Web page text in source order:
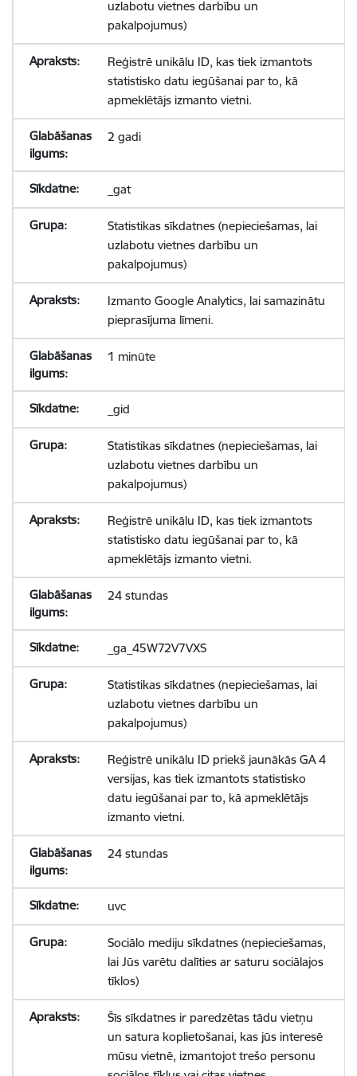
uzlabotu vietnes darbību un
pakalpojumus)
Reģistrē unikālu ID, kas tiek izmantots
statistisko datu iegūšanai par to, kā
apmeklētājs izmanto vietni.
2 gadi
_gat
Statistikas sīkdatnes (nepieciešamas, lai
uzlabotu vietnes darbību un
pakalpojumus)
Izmanto Google Analytics, lai samazinātu
pieprasījuma līmeni.
1 minūte
_gid
Statistikas sīkdatnes (nepieciešamas, lai
uzlabotu vietnes darbību un
pakalpojumus)
Reģistrē unikālu ID, kas tiek izmantots
statistisko datu iegūšanai par to, kā
apmeklētājs izmanto vietni.
24 stundas
_ga_45W72V7VXS
Statistikas sīkdatnes (nepieciešamas, lai
uzlabotu vietnes darbību un
pakalpojumus)
Reģistrē unikālu ID priekš jaunākās GA 4
versijas, kas tiek izmantots statistisko
datu iegūšanai par to, kā apmeklētājs
izmanto vietni.
24 stundas
uvc
Sociālo mediju sīkdatnes (nepieciešamas,
lai Jūs varētu dalīties ar saturu sociālajos
tīklos)
Šīs sīkdatnes ir paredzētas tādu vietņu
un satura koplietošanai, kas jūs interesē
mūsu vietnē, izmantojot trešo personu